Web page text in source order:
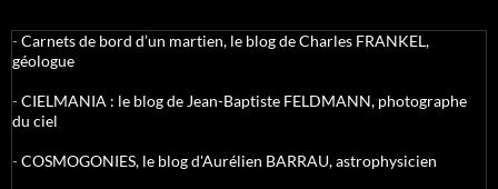
-Carnets de bord d’un martien, le blog de Charles FRANKEL,
géologue
-CIELMANIA : le blog de Jean-Baptiste FELDMANN, photographe
du ciel
-COSMOGONIES, le blog d'Aurélien BARRAU, astrophysicien